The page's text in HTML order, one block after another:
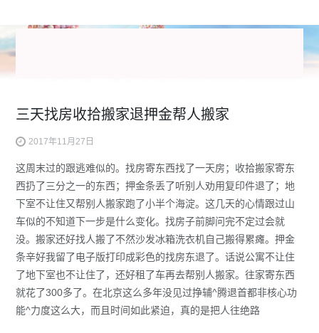
三天找房收拾搬家退押金帮人搬家
2017年11月27日
这周末过的跟逃难似的。找房寄东西找了一天房；收拾搬家寄东
西扔了三分之一的东西；押金条丢了听别人劝用复印件退了；地
下室不让住又帮别人搬家跑了小半个海淀。这几天的心情跟过山
车似的不知道下一步是什么变化。找房子前脚问完不定过会就
没。搬家还好找人搬了不然沙发冰箱洗衣机自己搬得累瘫。押金
条辛好我留了电子版打印成彩色的找房东退了。话说公寓不让住
了地下室也不让住了，还好租了车再去帮别人搬家。往家寄东西
就花了300多了。在北京这么多年没见过挣辅^腾退首都非核心功
能^力度这么大，而且时间如此紧迫，真的是把人往绝路